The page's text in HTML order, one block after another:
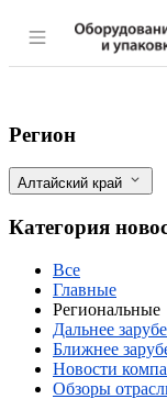
Раздел
В
Фильтры
Регион
Алтайский край
Категория
Все
Главные
Региональные
Дальнее
Ближнее
Новости
Обзоры